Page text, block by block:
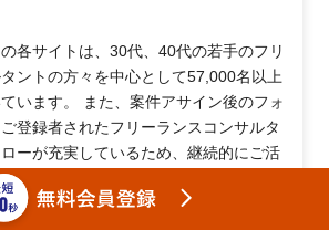
各サイトは、30代、40代の若手のフリ
ントの方々を中心として57,000名以上
います。 また、案件アサイン後のフォ
登録者されたフリーランスコンサルタ
ーが充実しているため、継続的にご活